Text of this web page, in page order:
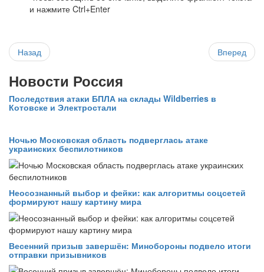
и нажмите Ctrl+Enter
Назад Вперед
Новости Россия
Последствия атаки БПЛА на склады Wildberries в
Котовске и Электростали
Ночью Московская область подверглась атаке
украинских беспилотников
Неосознанный выбор и фейки: как алгоритмы соцсетей
формируют нашу картину мира
Весенний призыв завершён: Минобороны подвело итоги
отправки призывников